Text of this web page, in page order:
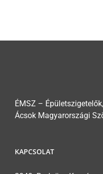
ÉMSZ –
Ácsok Magyarországi
KAPCSOLAT